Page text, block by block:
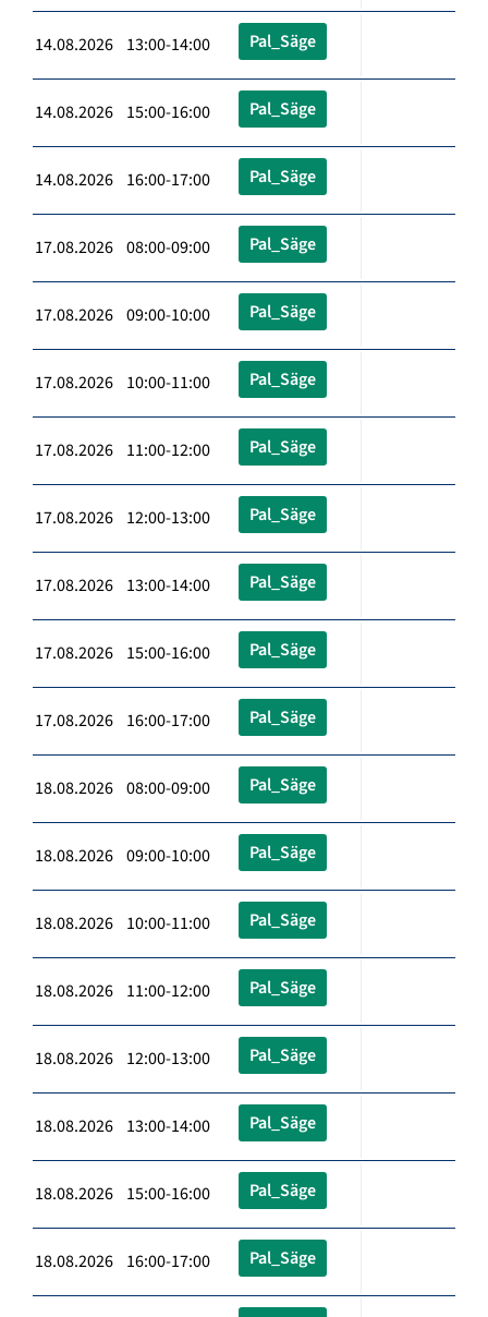
14.08.2026 13:00-14:00 Pal_Säge
14.08.2026 15:00-16:00 Pal_Säge
14.08.2026 16:00-17:00 Pal_Säge
17.08.2026 08:00-09:00 Pal_Säge
17.08.2026 09:00-10:00 Pal_Säge
17.08.2026 10:00-11:00 Pal_Säge
17.08.2026 11:00-12:00 Pal_Säge
17.08.2026 12:00-13:00 Pal_Säge
17.08.2026 13:00-14:00 Pal_Säge
17.08.2026 15:00-16:00 Pal_Säge
17.08.2026 16:00-17:00 Pal_Säge
18.08.2026 08:00-09:00 Pal_Säge
18.08.2026 09:00-10:00 Pal_Säge
18.08.2026 10:00-11:00 Pal_Säge
18.08.2026 11:00-12:00 Pal_Säge
18.08.2026 12:00-13:00 Pal_Säge
18.08.2026 13:00-14:00 Pal_Säge
18.08.2026 15:00-16:00 Pal_Säge
18.08.2026 16:00-17:00 Pal_Säge